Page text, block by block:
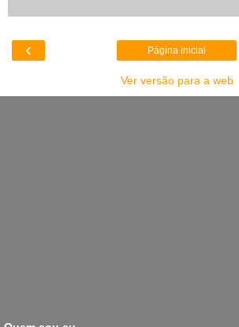
‹ Página inicial
Ver versão para a web